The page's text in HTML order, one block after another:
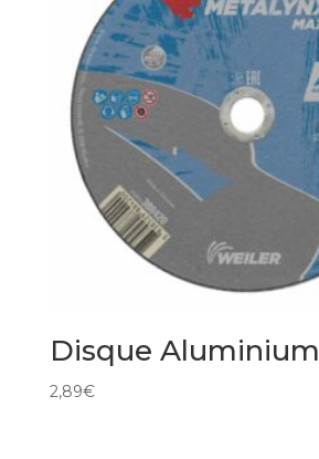
Disque Aluminium
2,89€